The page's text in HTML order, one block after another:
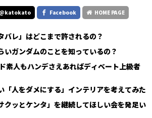
@katokato Facebook HOME PAGE
バレ」はどこまで許されるの？
いガンダムのことを知っているの？
素人もハンデさえあればディベート上級者
「人をダメにする」インテリアを考えてみた
クッとケンタ」を継続してほしい会を発足い